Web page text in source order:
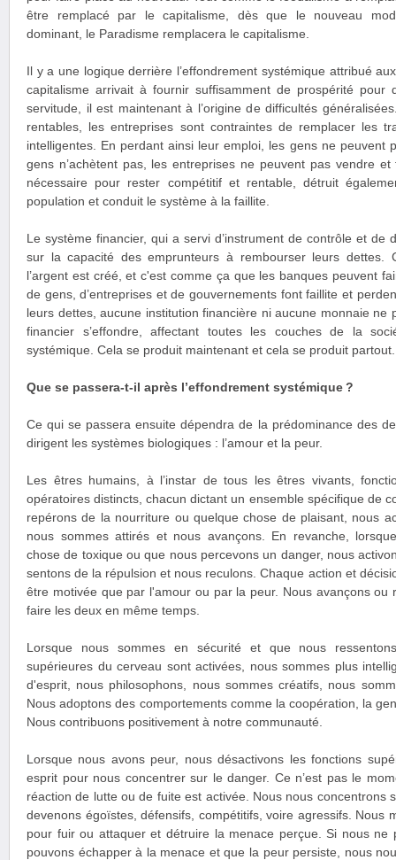
être remplacé par le capitalisme, dès que le nouveau
dominant, le Paradisme remplacera le capitalisme.
Il y a une logique derrière l’effondrement systémique attribué
capitalisme arrivait à fournir suffisamment de prospérité pour
servitude, il est maintenant à l’origine de difficultés
rentables, les entreprises sont contraintes de remplacer les
intelligentes. En perdant ainsi leur emploi, les gens ne peuvent
gens n’achètent pas, les entreprises ne peuvent pas vendre et
nécessaire pour rester compétitif et rentable, détruit
population et conduit le système à la faillite.
Le système financier, qui a servi d’instrument de contrôle et de
sur la capacité des emprunteurs à rembourser leurs dettes.
l’argent est créé, et c'est comme ça que les banques peuvent
de gens, d’entreprises et de gouvernements font faillite et
leurs dettes, aucune institution financière ni aucune monnaie ne
financier s’effondre, affectant toutes les couches de la
systémique. Cela se produit maintenant et cela se produit partout.
Que se passera-t-il après l’effondrement systémique ?
Ce qui se passera ensuite dépendra de la prédominance des
dirigent les systèmes biologiques : l’amour et la peur.
Les êtres humains, à l’instar de tous les êtres vivants,
opératoires distincts, chacun dictant un ensemble spécifique de
repérons de la nourriture ou quelque chose de plaisant, nous
nous sommes attirés et nous avançons. En revanche,
chose de toxique ou que nous percevons un danger, nous
sentons de la répulsion et nous reculons. Chaque action et
être motivée que par l'amour ou par la peur. Nous avançons ou
faire les deux en même temps.
Lorsque nous sommes en sécurité et que nous
supérieures du cerveau sont activées, nous sommes plus
d'esprit, nous philosophons, nous sommes créatifs, nous
Nous adoptons des comportements comme la coopération, la
Nous contribuons positivement à notre communauté.
Lorsque nous avons peur, nous désactivons les fonctions
esprit pour nous concentrer sur le danger. Ce n’est pas le
réaction de lutte ou de fuite est activée. Nous nous concentrons
devenons égoïstes, défensifs, compétitifs, voire agressifs. Nous
pour fuir ou attaquer et détruire la menace perçue. Si nous ne
pouvons échapper à la menace et que la peur persiste, nous